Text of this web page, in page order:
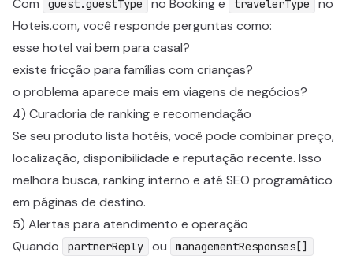
Com guest.guestType no Booking e travelerType
no
Hoteis.com, você responde perguntas como:
esse hotel vai bem para casal?
existe fricção para famílias com crianças?
o problema aparece mais em viagens de negócios?
4) Curadoria de ranking e recomendação
Se seu produto lista hotéis, você pode combinar preço,
localização, disponibilidade e reputação recente. Isso
melhora busca, ranking interno e até SEO programático
em páginas de destino.
5) Alertas para atendimento e operação
Quando
partnerReply ou managementResponses[]